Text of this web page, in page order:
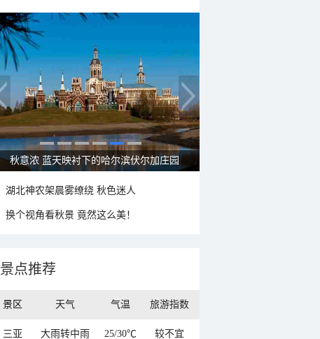
秋意浓 蓝天映衬下的哈尔滨伏尔加庄园
湖北神农架晨雾缭绕 秋色迷人
换个视角看秋景 竟然这么美！
景点推荐
景区 天气 气温 旅游指数
三亚 大雨转中雨 25/30℃ 较不宜